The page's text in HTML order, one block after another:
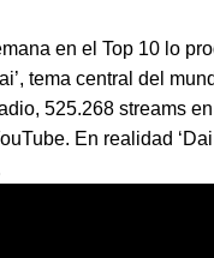
en el Top 10 lo
tema central del
525.268 streams
En realidad